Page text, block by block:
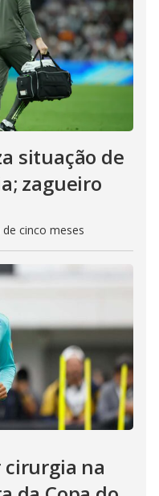
situação de
zagueiro
cinco meses
cirurgia na